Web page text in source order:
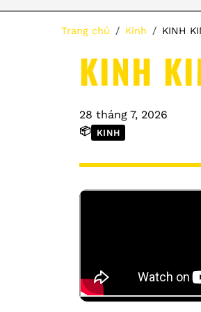
Trang chủ Kinh KINH
KINH
28 tháng 7, 2026
📦 KINH